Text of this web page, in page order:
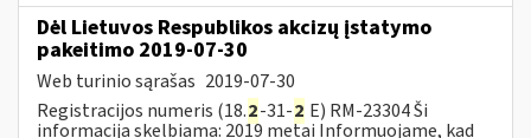
Dėl Lietuvos Respublikos akcizų įstatymo
pakeitimo 2019-07-30
Web turinio sąrašas 2019-07-30
Registracijos numeris (18.2-31-2 E) RM-23304 Ši
informacija skelbiama: 2019 metai Informuojame, kad